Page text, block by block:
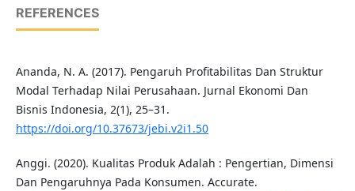
REFERENCES
Ananda, N. A. (2017). Pengaruh Profitabilitas Dan Struktur
Modal Terhadap Nilai Perusahaan. Jurnal Ekonomi Dan
Bisnis Indonesia, 2(1), 25–31.
https://doi.org/10.37673/jebi.v2i1.50
Anggi. (2020). Kualitas Produk Adalah : Pengertian, Dimensi
Dan Pengaruhnya Pada Konsumen. Accurate.